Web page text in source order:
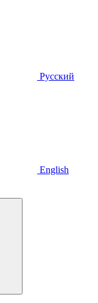
Русский
English